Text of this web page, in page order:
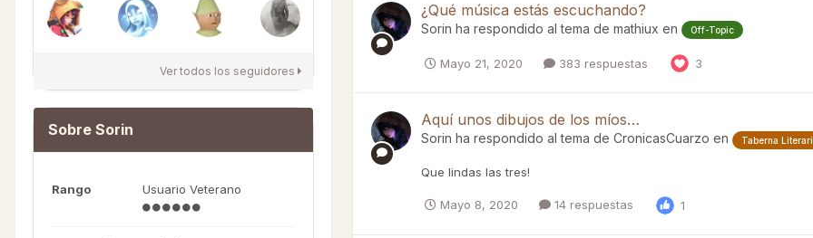
Ver todos los seguidores
Sobre Sorin
Rango Usuario Veterano
¿Qué música estás escuchando?
Sorin ha respondido al tema de mathiux en Off-Topic
Mayo 21, 2020 383 respuestas 3
Aquí unos dibujos de los míos…
Sorin ha respondido al tema de CronicasCuarzo en Taberna
Que lindas las tres!
Mayo 8, 2020 14 respuestas 1